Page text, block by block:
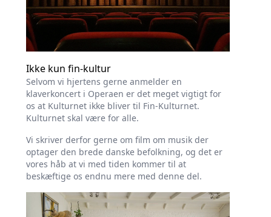
Ikke kun fin-kultur
Selvom vi hjertens gerne anmelder en
klaverkoncert i Operaen er det meget vigtigt for
os at Kulturnet ikke bliver til Fin-Kulturnet.
Kulturnet skal være for alle.
Vi skriver derfor gerne om film om musik der
optager den brede danske befolkning, og det er
vores håb at vi med tiden kommer til at
beskæftige os endnu mere med denne del.